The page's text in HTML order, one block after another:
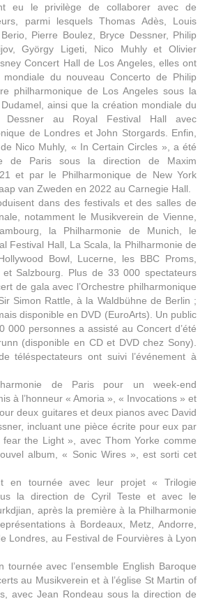
eu le privilège de collaborer avec de
parmi lesquels Thomas Adès, Louis
Pierre Boulez, Bryce Dessner, Philip
György Ligeti, Nico Muhly et Olivier
Concert Hall de Los Angeles, elles ont
du nouveau Concerto de Philip
philharmonique de Los Angeles sous la
ainsi que la création mondiale du
Dessner au Royal Festival Hall avec
de Londres et John Storgards. Enfin,
Nico Muhly, « In Certain Circles », a été
de Paris sous la direction de Maxim
et par le Philharmonique de New York
van Zweden en 2022 au Carnegie Hall.
dans des festivals et des salles de
notamment le Musikverein de Vienne,
la Philharmonie de Munich, le
Festival Hall, La Scala, la Philharmonie de
Bowl, Lucerne, les BBC Proms,
et Salzbourg. Plus de 33 000 spectateurs
de gala avec l’Orchestre philharmonique
Simon Rattle, à la Waldbühne de Berlin ;
disponible en DVD (EuroArts). Un public
000 personnes a assisté au Concert d’été
(disponible en CD et DVD chez Sony).
téléspectateurs ont suivi l’événement à
de Paris pour un week-end
à l’honneur « Amoria », « Invocations » et
deux guitares et deux pianos avec David
incluant une pièce écrite pour eux par
fear the Light », avec Thom Yorke comme
album, « Sonic Wires », est sorti cet
en tournée avec leur projet « Trilogie
la direction de Cyril Teste et avec le
après la première à la Philharmonie
à Bordeaux, Metz, Andorre,
Londres, au Festival de Fourvières à Lyon
tournée avec l’ensemble English Baroque
au Musikverein et à l’église St Martin of
avec Jean Rondeau sous la direction de